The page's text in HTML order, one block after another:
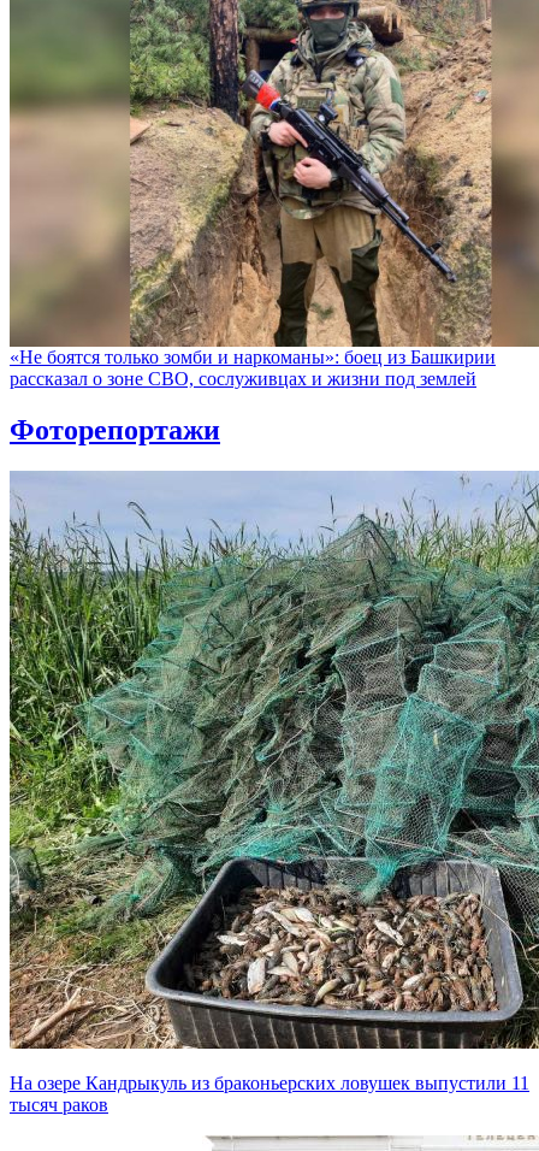
«Не боятся только зомби и наркоманы»: боец из Башкирии
рассказал о зоне СВО, сослуживцах и жизни под землей
Фоторепортажи
На озере Кандрыкуль из браконьерских ловушек выпустили 11
тысяч раков